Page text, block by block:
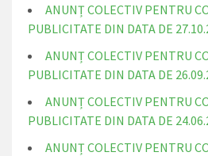
ANUNȚ COLECTIV PENTRU
PUBLICITATE DIN DATA DE
ANUNȚ COLECTIV PENTRU
PUBLICITATE DIN DATA DE
ANUNȚ COLECTIV PENTRU
PUBLICITATE DIN DATA DE
ANUNȚ COLECTIV PENTRU